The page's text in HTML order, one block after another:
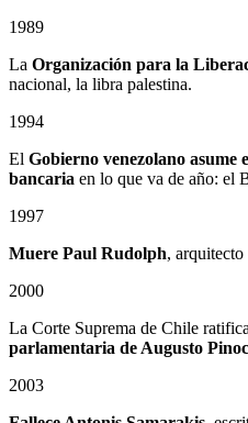
1989
La Organización para la
nacional, la libra palestina.
1994
El Gobierno venezolano asume
bancaria en lo que va de año: el
1997
Muere Paul Rudolph, arquitecto
2000
La Corte Suprema de Chile
parlamentaria de Augusto
2003